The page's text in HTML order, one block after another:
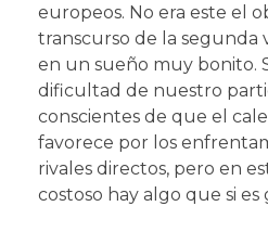
europeos. No era este el
transcurso de la segunda
en un sueño muy bonito.
dificultad de nuestro
conscientes de que el
favorece por los
rivales directos, pero en
costoso hay algo que si es